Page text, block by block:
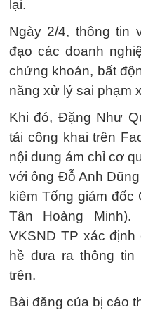
lại.
Ngày 2/4, thông tin
đạo các doanh
chứng khoán, bất
năng xử lý sai phạm
Khi đó, Đặng Như
tải công khai trên
nội dung ám chỉ cơ
với ông Đỗ Anh
kiêm Tổng giám đốc
Tân Hoàng
VKSND TP xác
hề đưa ra thông tin
trên.
Bài đăng của bị cáo